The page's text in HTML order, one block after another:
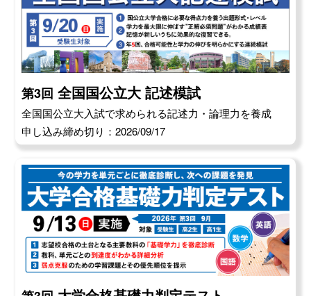
第3回 全国国公立大 記述模試
全国国公立大入試で求められる記述力・論理力を養成
申し込み締め切り：2026/09/17